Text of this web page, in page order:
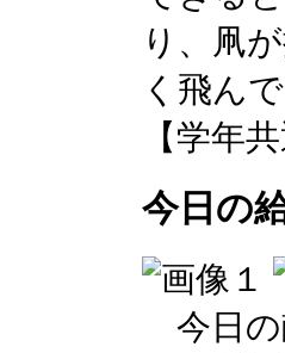
り、凧
く飛ん
【学年
今日の
今日の